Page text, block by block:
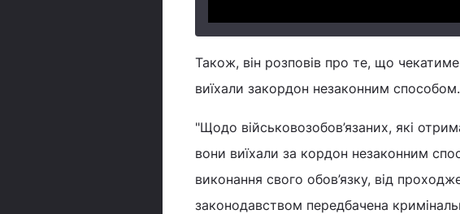
Також, він розповів про те, що
виїхали закордон незаконним способом.
"Щодо військовозобов’язаних, які
вони виїхали за кордон незаконним
виконання свого обов’язку, від
законодавством передбачена